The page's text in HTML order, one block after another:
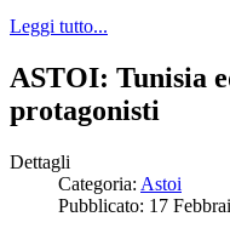
Leggi tutto...
ASTOI: Tunisia
protagonisti
Dettagli
Categoria: Astoi
Pubblicato: 17